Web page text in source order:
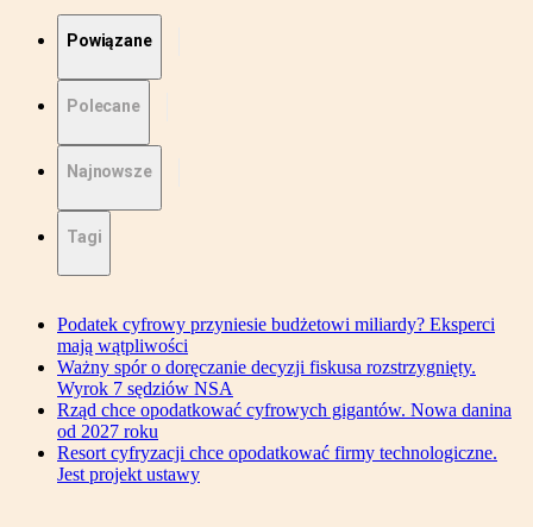
Powiązane
Polecane
Najnowsze
Tagi
Podatek cyfrowy przyniesie budżetowi miliardy? Eksperci
mają wątpliwości
Ważny spór o doręczanie decyzji fiskusa rozstrzygnięty.
Wyrok 7 sędziów NSA
Rząd chce opodatkować cyfrowych gigantów. Nowa danina
od 2027 roku
Resort cyfryzacji chce opodatkować firmy technologiczne.
Jest projekt ustawy